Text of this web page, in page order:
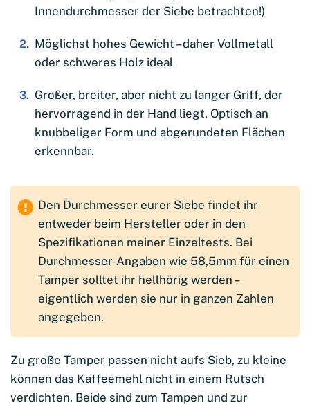
Innendurchmesser der Siebe betrachten!)
Möglichst hohes Gewicht – daher Vollmetall
oder schweres Holz ideal
Großer, breiter, aber nicht zu langer Griff, der
hervorragend in der Hand liegt. Optisch an
knubbeliger Form und abgerundeten Flächen
erkennbar.
Den Durchmesser eurer Siebe findet ihr
entweder beim Hersteller oder in den
Spezifikationen meiner Einzeltests. Bei
Durchmesser-Angaben wie 58,5mm für einen
Tamper solltet ihr hellhörig werden –
eigentlich werden sie nur in ganzen Zahlen
angegeben.
Zu große Tamper passen nicht aufs Sieb, zu kleine
können das Kaffeemehl nicht in einem Rutsch
verdichten. Beide sind zum Tampen und zur